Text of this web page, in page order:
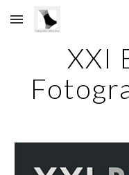
Skip to main content
XXI